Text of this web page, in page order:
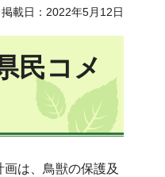
掲載日：2022年5月12日
民コメ
は、鳥獣の保護及